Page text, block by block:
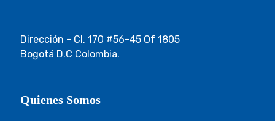
Dirección - Cl. 170 #56-45 Of 1805
Bogotá D.C Colombia.
Quienes Somos